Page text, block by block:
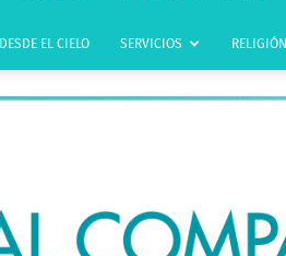
EL CIELO SERVICIOS RELIGIÓN